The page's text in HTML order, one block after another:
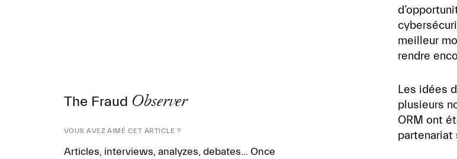
meilleur
rendre
Les idées
plusieurs
ORM ont
partenariat
The Fraud Observer
VOUS AVEZ AIMÉ CET ARTICLE ?
Articles, interviews, analyzes, debates... Once